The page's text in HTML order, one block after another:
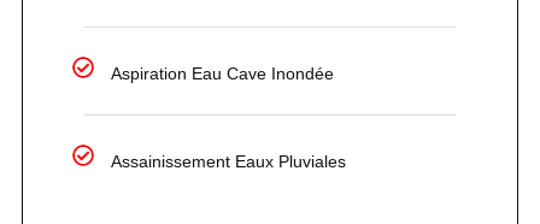
Aspiration Eau Cave Inondée
Assainissement Eaux Pluviales